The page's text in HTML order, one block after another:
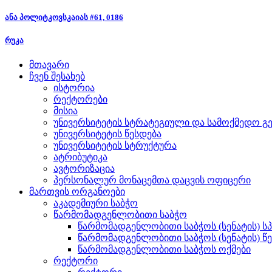
ანა პოლიტკოვსკაიას #61, 0186
რუკა
მთავარი
ჩვენ შესახებ
ისტორია
რექტორები
მისია
უნივერსიტეტის სტრატეგიული და სამოქმედო
უნივერსიტეტის წესდება
უნივერსიტეტის სტრუქტურა
ატრიბუტიკა
ავტორიზაცია
პერსონალურ მონაცემთა დაცვის ოფიცერი
მართვის ორგანოები
აკადემიური საბჭო
წარმომადგენლობითი საბჭო
წარმომადგენლობითი საბჭოს (სენატის)
წარმომადგენლობითი საბჭოს (სენატის)
წარმომადგენლობითი საბჭოს ოქმები
რექტორი